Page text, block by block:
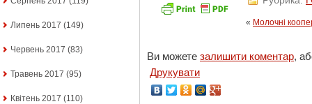
Липень 2017 (149)
Червень 2017 (83)
Травень 2017 (95)
Квітень 2017 (110)
« Молочні
Ви можете залишити коментар,
Друкувати